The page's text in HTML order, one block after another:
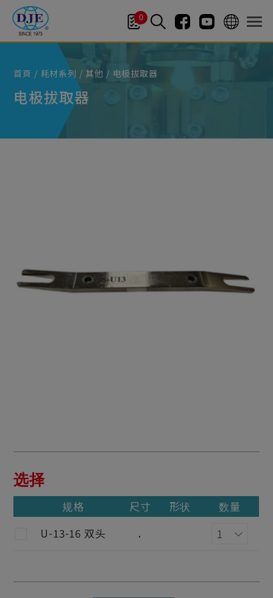
0
首頁 耗材系列 其他 电极拔取器
电极拔取器
选择
规格 尺寸 形状
数量
U-13-16 双头
.
Cookie管理面板